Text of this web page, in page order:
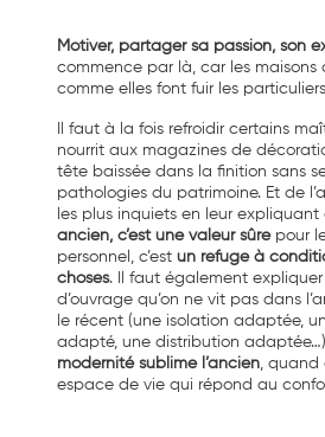
Motiver, partager sa passion, son
commence par là, car les maisons
comme elles font fuir les
Il faut à la fois refroidir certains
nourrit aux magazines de
tête baissée dans la finition sans
pathologies du patrimoine. Et de
les plus inquiets en leur expliquant
ancien, c’est une valeur sûrepour
personnel, c’est un refuge à
choses. Il faut également
d’ouvrage qu’on ne vit pas dans
le récent (une isolation adaptée,
adapté, une distribution
modernité sublime l’ancien, quand
espace de vie qui répond au